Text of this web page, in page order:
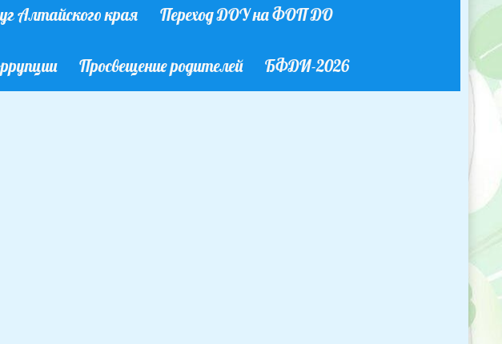
Алтайского края Переход ДОУ на ФОП ДО
Просвещение родителей БФДИ-2026